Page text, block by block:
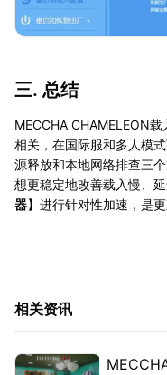
三. 总结
MECCHA CHAMELEON
相关，在国际服和多人模
源释放和本地网络排查三
想更稳定地改善载入慢、
器】进行针对性加速，是
相关资讯